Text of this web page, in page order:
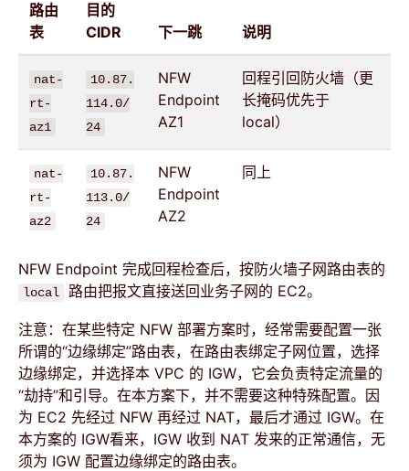
路由
表
目的
CIDR
下一跳 说明
nat-
rt-
az1
10.87.
114.0/
24
NFW
Endpoint
AZ1
回程引回防火墙（更
长掩码优先于
local）
nat-
rt-
az2
10.87.
113.0/
24
NFW
Endpoint
AZ2
同上
NFW Endpoint 完成回程检查后，按防火墙子网路由表的
local 路由把报文直接送回业务子网的 EC2。
注意：在某些特定 NFW 部署方案时，经常需要配置一张
所谓的“边缘绑定”路由表，在路由表绑定子网位置，选择
边缘绑定，并选择本 VPC 的 IGW，它会负责特定流量的
“劫持”和引导。在本方案下，并不需要这种特殊配置。因
为 EC2 先经过 NFW 再经过 NAT，最后才通过 IGW。在
本方案的 IGW看来，IGW 收到 NAT 发来的正常通信，无
须为 IGW 配置边缘绑定的路由表。